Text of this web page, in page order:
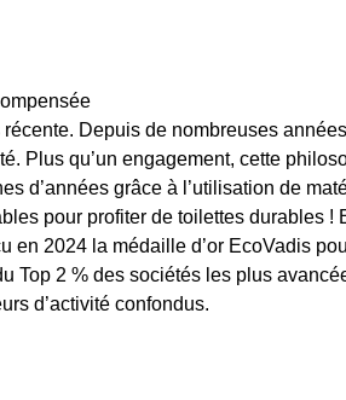
Depuis de nombreuses
Plus qu’un engagement, cette
d’années grâce à l’utilisation de
pour profiter de toilettes durables !
en 2024 la médaille d’or EcoVadis
Top 2 % des sociétés les plus
d’activité confondus.